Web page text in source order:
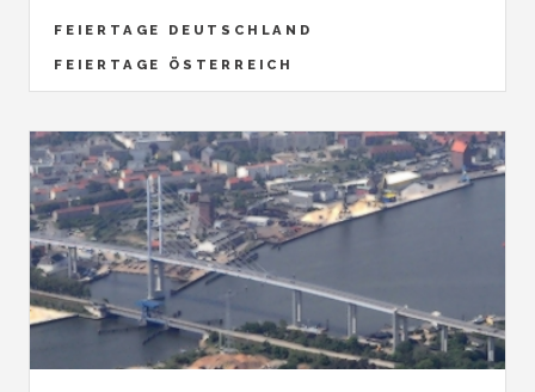
FEIERTAGE DEUTSCHLAND
FEIERTAGE ÖSTERREICH